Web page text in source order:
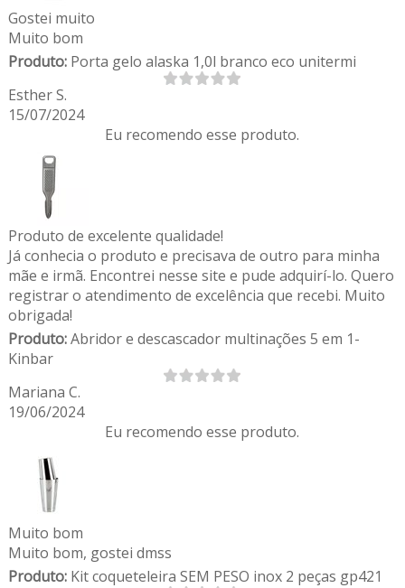
Gostei muito
Muito bom
Produto:Porta gelo alaska 1,0l branco eco unitermi
Esther S.
15/07/2024
Eu recomendo esse produto.
Produto de excelente qualidade!
Já conhecia o produto e precisava de outro para minha
mãe e irmã. Encontrei nesse site e pude adquirí-lo. Quero
registrar o atendimento de excelência que recebi. Muito
obrigada!
Produto:Abridor e descascador multinações 5 em 1-
Kinbar
Mariana C.
19/06/2024
Eu recomendo esse produto.
Muito bom
Muito bom, gostei dmss
Produto:Kit coqueteleira SEM PESO inox 2 peças gp421